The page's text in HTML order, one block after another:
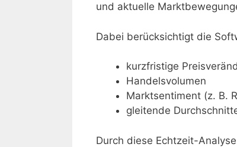
und aktuelle
Dabei berücksichtigt die
kurzfristige
Handelsvolumen
Marktsentiment (z. B.
gleitende
Durch diese Echtzeit-